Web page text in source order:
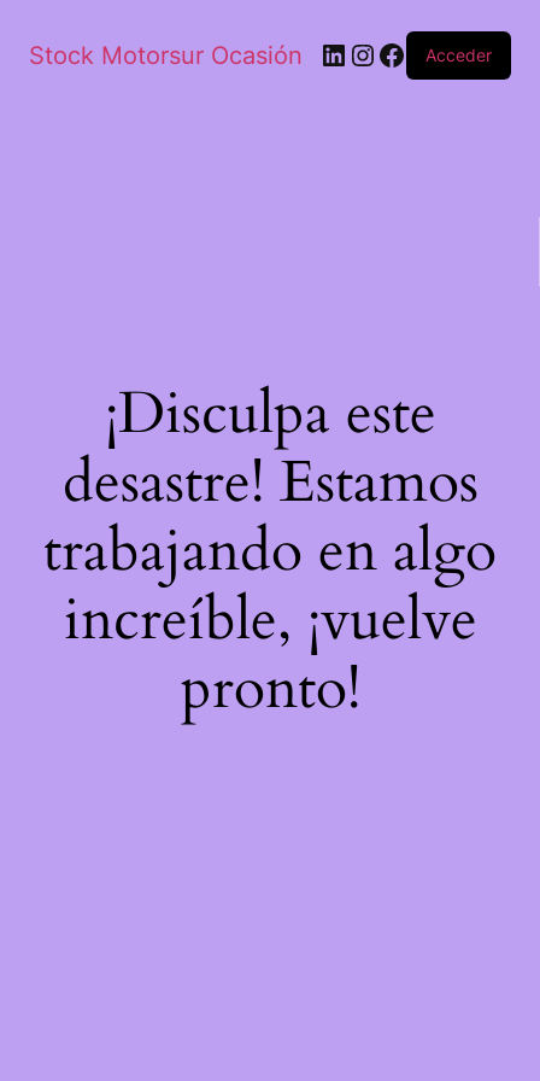
Stock Motorsur Ocasión Acceder
¡Disculpa este
desastre! Estamos
trabajando en algo
increíble, ¡vuelve
pronto!